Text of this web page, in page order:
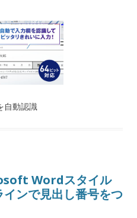
自動認識
Wordスタイル
ンで見出し番号をつ